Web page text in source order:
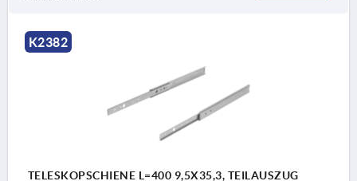
K2382
TELESKOPSCHIENE L=400 9,5X35,3, TEILAUSZUG